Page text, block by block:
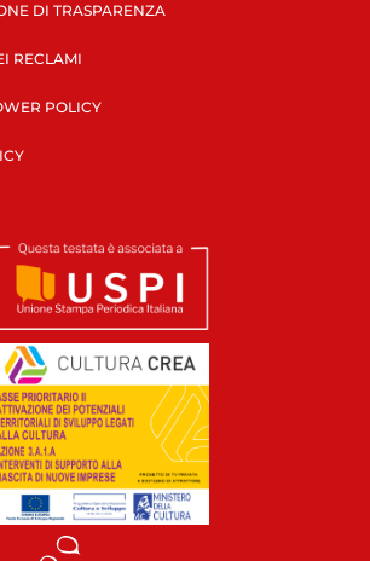
DI TRASPARENZA
RECLAMI
POLICY